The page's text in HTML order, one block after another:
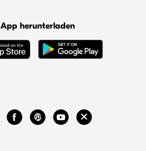
App herunterladen